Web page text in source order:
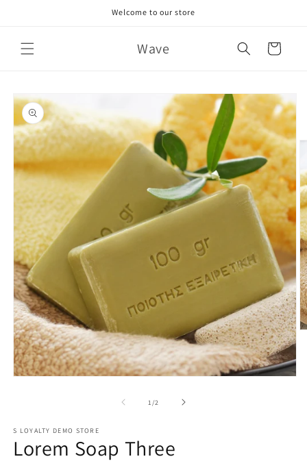
Welcome to our store
Wave Cart
product
information
1 /of2
S LOYALTY DEMO STORE
Lorem Soap Three